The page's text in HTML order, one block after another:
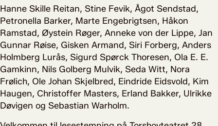
Hanne Skille Reitan, Stine Fevik, Ågot Sendstad,
Petronella Barker, Marte Engebrigtsen, Håkon
Ramstad, Øystein Røger, Anneke von der Lippe, Jan
Gunnar Røise, Gisken Armand, Siri Forberg, Anders
Holmberg Lurås, Sigurd Spørck Thoresen, Ola E. E.
Gamkinn, Nils Golberg Mulvik, Seda Witt, Nora
Frølich, Ole Johan Skjelbred, Eindride Eidsvold, Kim
Haugen, Christoffer Masters, Erland Bakker, Ulrikke
Døvigen og Sebastian Warholm.